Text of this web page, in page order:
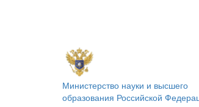
Министерство науки и высшего
образования Российской